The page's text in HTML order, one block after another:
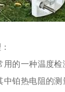
用的一种温度
中铂热电阻的